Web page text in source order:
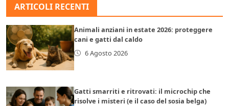
ARTICOLI RECENTI
Animali anziani in estate 2026: proteggere
cani e gatti dal caldo
6 Agosto 2026
Gatti smarriti e ritrovati: il microchip che
risolve i misteri (e il caso del sosia belga)